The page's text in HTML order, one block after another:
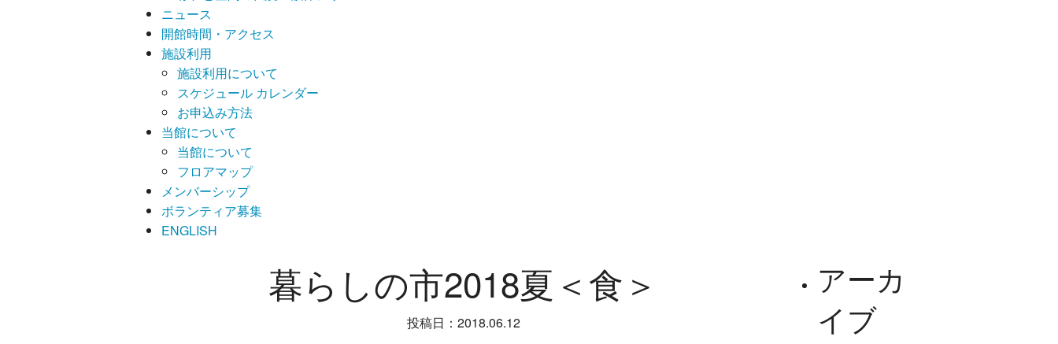
ニュース
開館時間・アクセス
施設利用
施設利用について
スケジュール カレンダー
お申込み方法
当館について
当館について
フロアマップ
メンバーシップ
ボランティア募集
ENGLISH
暮らしの市2018夏＜食＞
投稿日：2018.06.12
アーカ
イブ